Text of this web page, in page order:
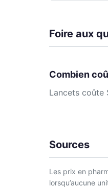
Foire aux
Combien
Lancets coûte
Sources
Les prix en
lorsqu’aucune